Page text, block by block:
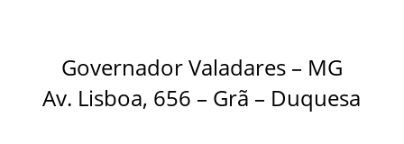
Governador Valadares – MG
Av. Lisboa, 656 – Grã – Duquesa